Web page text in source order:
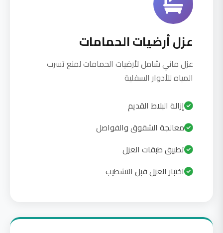
عزل أرضيات الحمامات
عزل مائي شامل لأرضيات الحمامات لمنع تسرب
المياه للأدوار السفلية
إزالة البلاط القديم
معالجة الشقوق والفواصل
تطبيق طبقات العزل
اختبار العزل قبل التشطيب